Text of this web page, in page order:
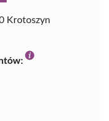
Krotoszyn